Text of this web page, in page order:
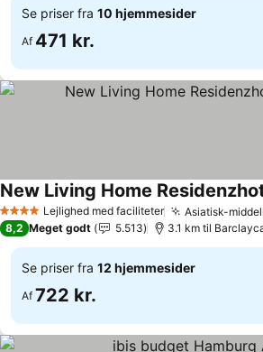
Se priser fra 10 hjemmesider
Af 471 kr.
4 StjernerLejlighed med faciliteter Asiatisk-
New Living Home
8,2 Meget godt 5.513 3.1 km til
Se priser fra 12 hjemmesider
Af 722 kr.